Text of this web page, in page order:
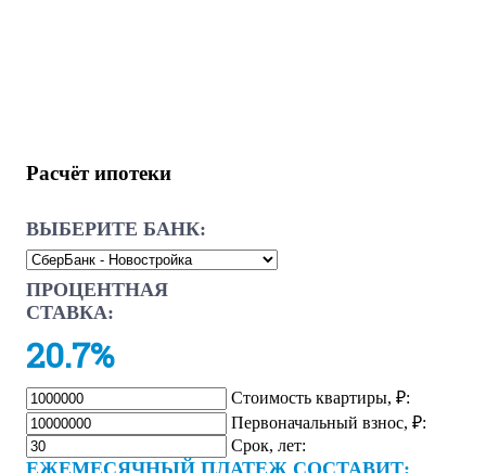
Расчёт ипотеки
ВЫБЕРИТЕ БАНК:
ПРОЦЕНТНАЯ
СТАВКА:
20.7%
Стоимость квартиры, ₽:
Первоначальный взнос, ₽:
Срок, лет:
ЕЖЕМЕСЯЧНЫЙ ПЛАТЕЖ СОСТАВИТ: